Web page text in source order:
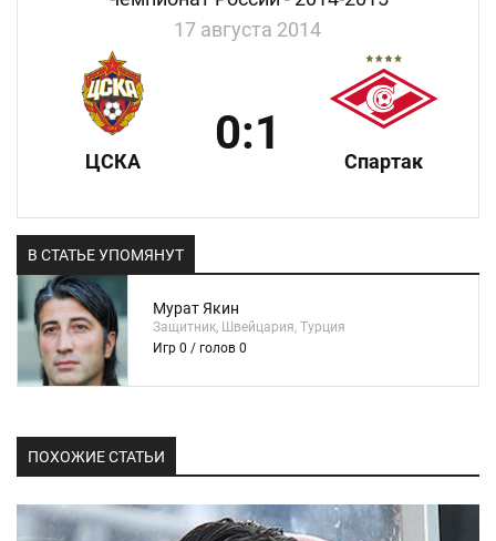
17 августа 2014
ЦСКА
0:1
Спартак
В СТАТЬЕ УПОМЯНУТ
Мурат Якин
Защитник, Швейцария, Турция
Игр 0 / голов 0
ПОХОЖИЕ СТАТЬИ